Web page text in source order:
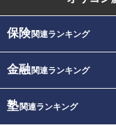
保険関連ランキング
金融関連ランキング
塾関連ランキング